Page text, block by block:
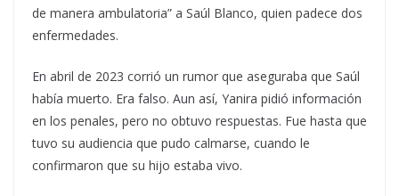
de manera ambulatoria” a Saúl Blanco, quien padece dos
enfermedades.
En abril de 2023 corrió un rumor que aseguraba que Saúl
había muerto. Era falso. Aun así, Yanira pidió información
en los penales, pero no obtuvo respuestas. Fue hasta que
tuvo su audiencia que pudo calmarse, cuando le
confirmaron que su hijo estaba vivo.